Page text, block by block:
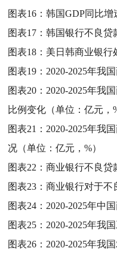
图表16：韩国GDP同比增
图表17：韩国银行不良贷
图表18： 美日韩商业银行
图表19： 2020-2025年我
图表20： 2020-2025年我
比例变化（单位：亿元，
图表21： 2020-2025年我
况（单位：亿元，%）
图表22：商业银行不良贷
图表23：商业银行对于不
图表24： 2020-2025年中
图表25： 2020-2025年我
图表26： 2020-2025年我